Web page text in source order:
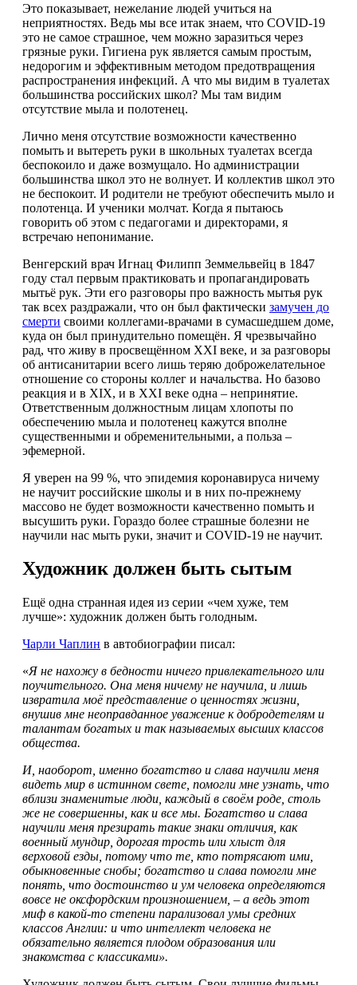
Это показывает, нежелание людей учиться на
неприятностях. Ведь мы все итак знаем, что COVID-19
это не самое страшное, чем можно заразиться через
грязные руки. Гигиена рук является самым простым,
недорогим и эффективным методом предотвращения
распространения инфекций. А что мы видим в туалетах
большинства российских школ? Мы там видим
отсутствие мыла и полотенец.
Лично меня отсутствие возможности качественно
помыть и вытереть руки в школьных туалетах всегда
беспокоило и даже возмущало. Но администрации
большинства школ это не волнует. И коллектив школ это
не беспокоит. И родители не требуют обеспечить мыло и
полотенца. И ученики молчат. Когда я пытаюсь
говорить об этом с педагогами и директорами, я
встречаю непонимание.
Венгерский врач Игнац Филипп Земмельвейц в 1847
году стал первым практиковать и пропагандировать
мытьё рук. Эти его разговоры про важность мытья рук
так всех раздражали, что он был фактически замучен до
смерти своими коллегами-врачами в сумасшедшем доме,
куда он был принудительно помещён. Я чрезвычайно
рад, что живу в просвещённом XXI веке, и за разговоры
об антисанитарии всего лишь теряю доброжелательное
отношение со стороны коллег и начальства. Но базово
реакция и в XIX, и в XXI веке одна – непринятие.
Ответственным должностным лицам хлопоты по
обеспечению мыла и полотенец кажутся вполне
существенными и обременительными, а польза –
эфемерной.
Я уверен на 99 %, что эпидемия коронавируса ничему
не научит российские школы и в них по-прежнему
массово не будет возможности качественно помыть и
высушить руки. Гораздо более страшные болезни не
научили нас мыть руки, значит и COVID-19 не научит.
Художник должен быть сытым
Ещё одна странная идея из серии «чем хуже, тем
лучше»: художник должен быть голодным.
Чарли Чаплин в автобиографии писал:
«Я не нахожу в бедности ничего привлекательного или
поучительного. Она меня ничему не научила, и лишь
извратила моё представление о ценностях жизни,
внушив мне неоправданное уважение к добродетелям и
талантам богатых и так называемых высших классов
общества.
И, наоборот, именно богатство и слава научили меня
видеть мир в истинном свете, помогли мне узнать, что
вблизи знаменитые люди, каждый в своём роде, столь
же не совершенны, как и все мы. Богатство и слава
научили меня презирать такие знаки отличия, как
военный мундир, дорогая трость или хлыст для
верховой езды, потому что те, кто потрясают ими,
обыкновенные снобы; богатство и слава помогли мне
понять, что достоинство и ум человека определяются
вовсе не оксфордским произношением, – а ведь этот
миф в какой-то степени парализовал умы средних
классов Англии: и что интеллект человека не
обязательно является плодом образования или
знакомства с классиками».